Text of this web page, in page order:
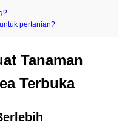
pertanian?
Tanaman
Terbuka